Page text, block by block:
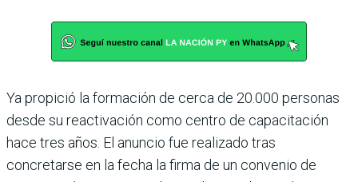
Ya propició la formación de cerca de 20.000 personas
desde su reactivación como centro de capacitación
hace tres años. El anuncio fue rea­lizado tras
concretarse en la fecha la firma de un convenio de